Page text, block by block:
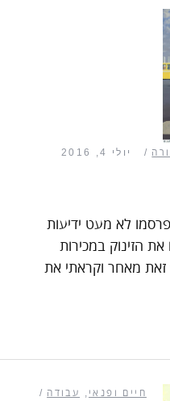
יולי 4, 2016
לא מעט ידיעות
את הזינוק במכירות
זאת מאחר וקראתי את
חיים ופנאי , עבודה